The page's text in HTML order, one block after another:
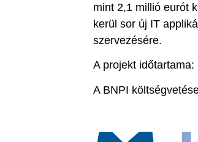
mint 2,1 millió eurót
kerül sor új IT
szervezésére.
A projekt
A BNPI